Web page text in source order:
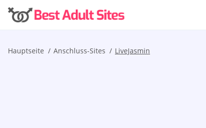
Hauptseite Anschluss-Sites LiveJasmin